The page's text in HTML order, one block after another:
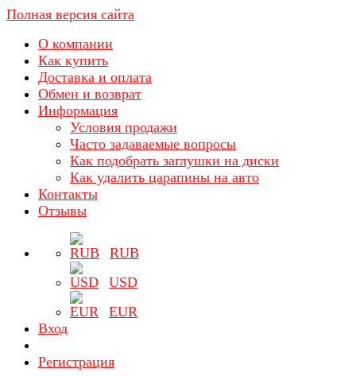
Полная версия сайта
О компании
Как купить
Доставка и оплата
Обмен и возврат
Информация
Условия продажи
Часто задаваемые вопросы
Как подобрать заглушки на диски
Как удалить царапины на авто
Контакты
Отзывы
RUB
USD
EUR
Вход
Регистрация